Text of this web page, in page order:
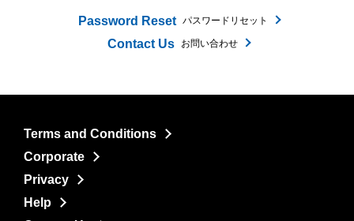
Password Reset パスワードリセット
Contact Us お問い合わせ
Terms and Conditions
Corporate
Privacy
Help